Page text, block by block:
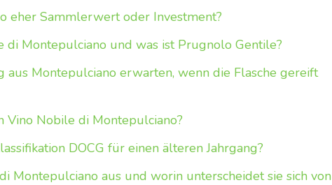
eher Sammlerwert oder Investment?
Montepulciano und was ist Prugnolo Gentile?
aus Montepulciano erwarten, wenn die Flasche gereift
Vino Nobile di Montepulciano?
DOCG für einen älteren Jahrgang?
Montepulciano aus und worin unterscheidet sie sich von